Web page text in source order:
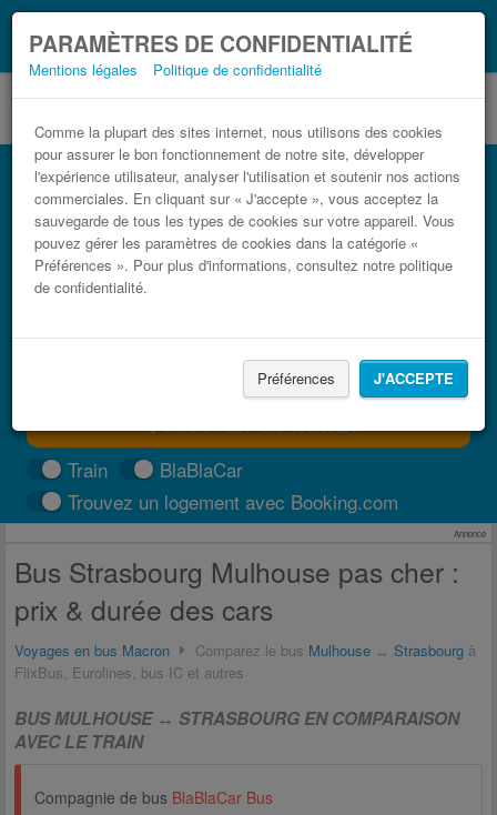
PARAMÈTRES DE CONFIDENTIALITÉ
Mentions légales Politique de confidentialité
Comme la plupart des sites internet, nous utilisons des cookies
pour assurer le bon fonctionnement de notre site, développer
l'expérience utilisateur, analyser l'utilisation et soutenir nos actions
commerciales. En cliquant sur « J'accepte », vous acceptez la
sauvegarde de tous les types de cookies sur votre appareil. Vous
pouvez gérer les paramètres de cookies dans la catégorie «
Préférences ». Pour plus d'informations, consultez notre politique
de confidentialité.
Préférences J'ACCEPTE
Coronavirus (COVID-19):Ce que vous devez
savoir, lorsque vous voyagez
Bus Mulhouse Strasbourg pas cher
Trouvez votre billet de bus moins cher
TROUVER UN TRAJET
Train
BlaBlaCar
Trouvez un logement avec Booking.com
Annonce
Bus Strasbourg Mulhouse pas cher :
prix & durée des cars
Voyages en bus Macron Comparez le bus Mulhouse ↔ Strasbourg à
FlixBus, Eurolines, bus IC et autres
BUS MULHOUSE ↔ STRASBOURG EN COMPARAISON
AVEC LE TRAIN
Compagnie de bus BlaBlaCar Bus